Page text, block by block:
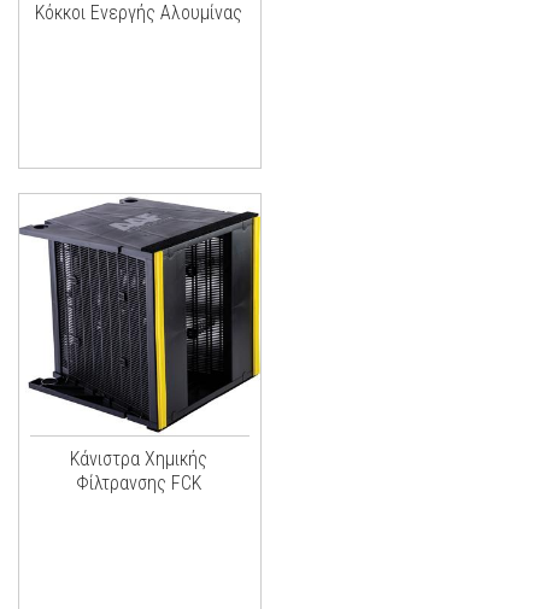
Κόκκοι Ενεργής Αλουμίνας
Κάνιστρα Χημικής
Φίλτρανσης FCK